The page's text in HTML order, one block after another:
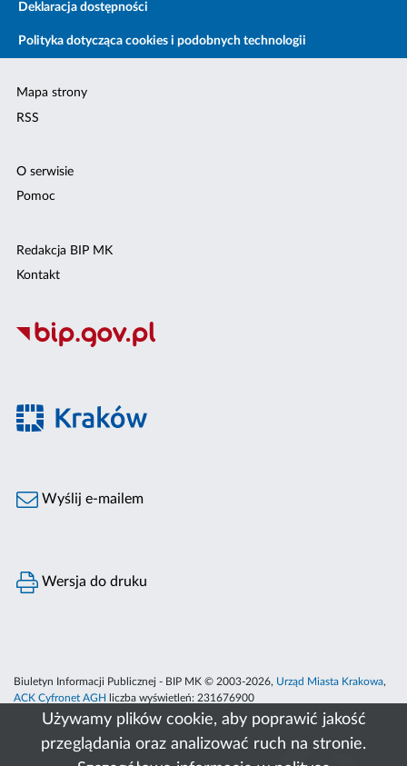
Używamy plików cookie, aby poprawić jakość
przeglądania oraz analizować ruch na stronie.
Deklaracja dostępności
Polityka dotycząca cookies i podobnych technologii
Mapa strony
RSS
O serwisie
Pomoc
Redakcja BIP MK
Kontakt
Wyślij e-mailem
Wersja do druku
Biuletyn Informacji Publicznej - BIP MK © 2003-2026, Urząd Miasta Krakowa,
ACK Cyfronet AGH
liczba wyświetleń: 231676900